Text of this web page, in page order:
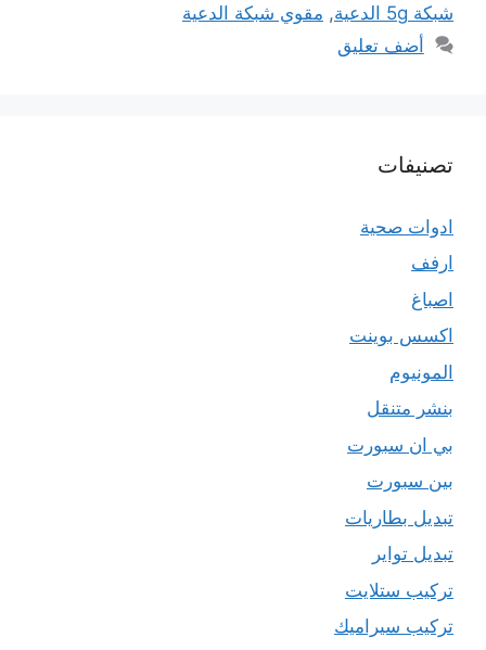
شبكة 5g الدعية
, مقوي شبكة الدعية
أضف تعليق
تصنيفات
ادوات صحية
ارفف
اصباغ
اكسس بوينت
المونيوم
بنشر متنقل
بي ان سبورت
بين سبورت
تبديل بطاريات
تبديل تواير
تركيب ستلايت
تركيب سيراميك